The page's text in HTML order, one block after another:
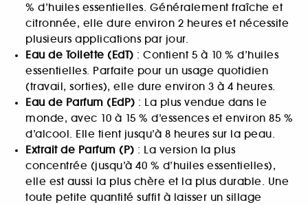
% d’huiles essentielles. Généralement fraîche et
citronnée, elle dure environ 2 heures et nécessite
plusieurs applications par jour.
Eau de Toilette (EdT) : Contient 5 à 10 % d’huiles
essentielles. Parfaite pour un usage quotidien
(travail, sorties), elle dure environ 3 à 4 heures.
Eau de Parfum (EdP) : La plus vendue dans le
monde, avec 10 à 15 % d’essences et environ 85 %
d’alcool. Elle tient jusqu’à 8 heures sur la peau.
Extrait de Parfum (P) : La version la plus
concentrée (jusqu’à 40 % d’huiles essentielles),
elle est aussi la plus chère et la plus durable. Une
toute petite quantité suffit à laisser un sillage